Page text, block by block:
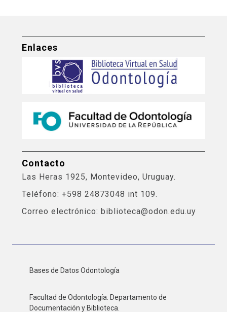
Enlaces
Contacto
Las Heras 1925, Montevideo, Uruguay.
Teléfono: +598 24873048 int 109.
Correo electrónico: biblioteca@odon.edu.uy
Bases de Datos Odontología
Facultad de Odontología. Departamento de
Documentación y Biblioteca.